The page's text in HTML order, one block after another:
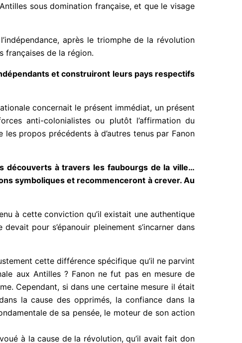
sous domination française, et que le visage
après le triomphe de la révolution
françaises de la région.
et construiront leurs pays respectifs
concernait le présent immédiat, un présent
anti-colonialistes ou plutôt l’affirmation du
propos précédents à d’autres tenus par Fanon
découverts à travers les faubourgs de la ville…
symboliques et recommenceront à crever. Au
à cette conviction qu’il existait une authentique
pour s’épanouir pleinement s’incarner dans
cette différence spécifique qu’il ne parvint
aux Antilles ? Fanon ne fut pas en mesure de
Cependant, si dans une certaine mesure il était
la cause des opprimés, la confiance dans la
de sa pensée, le moteur de son action
à la cause de la révolution, qu’il avait fait don